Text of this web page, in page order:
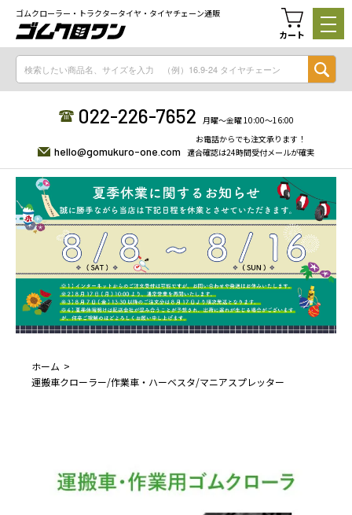
ゴムクローラー・トラクタータイヤ・タイヤチェーン通販
カート
022-226-7652 月曜〜金曜 10:00〜16:00
hello@gomukuro-one.com
お電話からでも注文承ります！
適合確認は24時間受付メールが確実
ホーム
運搬車クローラー/作業車・ハーベスタ/マニアスプレッター